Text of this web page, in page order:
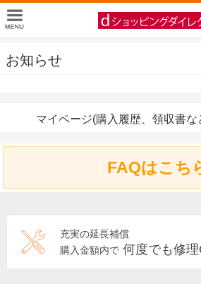
お知らせ
マイページ(購入履歴、領収書な
FAQはこち
充実の延長補償
購入金額内で 何度でも修理